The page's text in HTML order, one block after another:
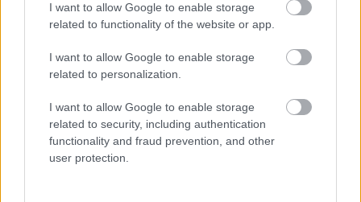
I want to allow Google to enable storage
related to functionality of the website or app.
I want to allow Google to enable storage
related to personalization.
I want to allow Google to enable storage
related to security, including authentication
functionality and fraud prevention, and other
user protection.